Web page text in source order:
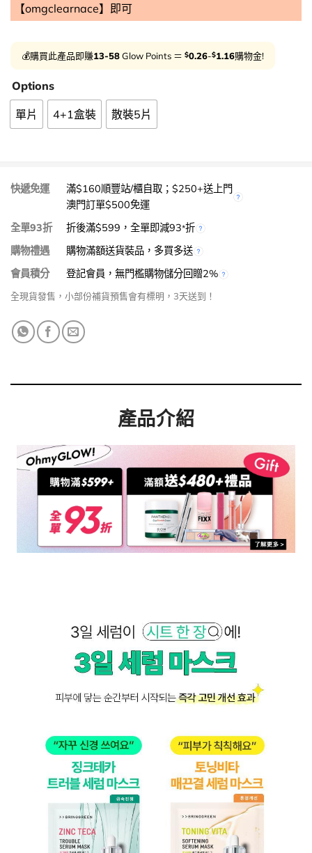
【omgclearnace】即可
💰購買此產品即賺13-58Glow Points ＝ $0.26-$1.16購物金!
Options
單片 4+1盒裝 散裝5片
快遞免運
滿$160順豐站/櫃自取；$250+送上門
澳門訂單$500免運
全單93折
折後滿$599，全單即減93*折
購物禮遇
購物滿額送貨裝品，多買多送
會員積分
登記會員，無門檻購物儲分回贈2%
全現貨發售，小部份補貨預售會有標明，3天送到！
產品介紹